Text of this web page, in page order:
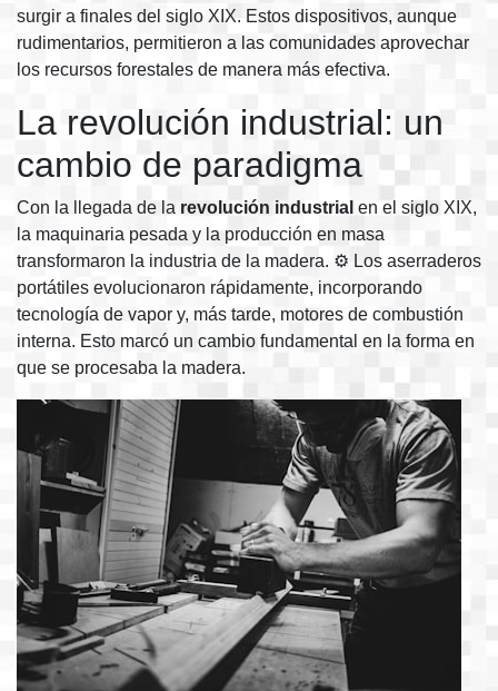
surgir a finales del siglo XIX. Estos dispositivos, aunque
rudimentarios, permitieron a las comunidades aprovechar
los recursos forestales de manera más efectiva.
La revolución industrial: un
cambio de paradigma
Con la llegada de la revolución industrial en el siglo XIX,
la maquinaria pesada y la producción en masa
transformaron la industria de la madera. ⚙️ Los aserraderos
portátiles evolucionaron rápidamente, incorporando
tecnología de vapor y, más tarde, motores de combustión
interna. Esto marcó un cambio fundamental en la forma en
que se procesaba la madera.